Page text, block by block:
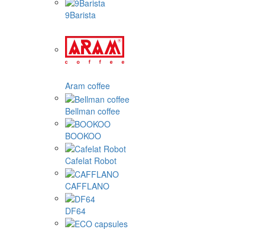
9Barista
Aram coffee
Bellman coffee
BOOKOO
Cafelat Robot
CAFFLANO
DF64